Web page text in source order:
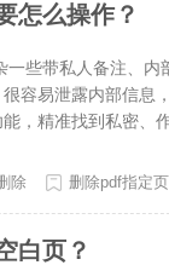
怎么操作？
些带私人备注、内
容易泄露内部信息
，精准找到私密、
删除pdf指定
除
白页？